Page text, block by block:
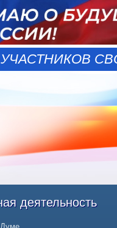
деятельность